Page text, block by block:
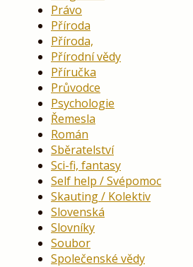
Právo
Příroda
Příroda,
Přírodní vědy
Příručka
Průvodce
Psychologie
Řemesla
Román
Sběratelství
Sci-fi, fantasy
Self help / Svépomoc
Skauting / Kolektiv
Slovenská
Slovníky
Soubor
Společenské vědy